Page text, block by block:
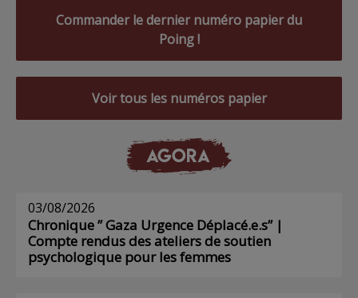
Commander le dernier numéro papier du
Poing !
Voir tous les numéros papier
AGORA
03/08/2026
Chronique ” Gaza Urgence Déplacé.e.s” |
Compte rendus des ateliers de soutien
psychologique pour les femmes